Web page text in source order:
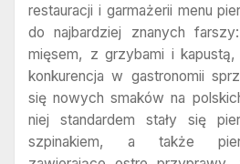
restauracji i garmażerii menu
do najbardziej znanych
mięsem, z grzybami i kapustą,
konkurencja w gastronomii
się nowych smaków na
niej standardem stały się
szpinakiem, a także